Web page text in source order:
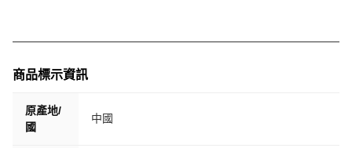
商品標示資訊
原產地/
國
中國